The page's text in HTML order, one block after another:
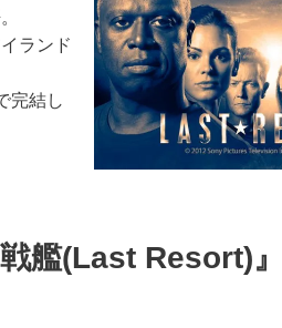
ランド
完結し
艦(Last Resort)